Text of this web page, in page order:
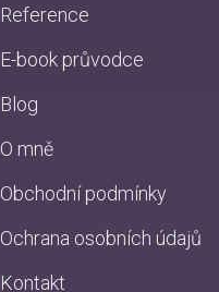
Reference
E-book průvodce
Blog
O mně
Obchodní podmínky
Ochrana osobních údajů
Kontakt